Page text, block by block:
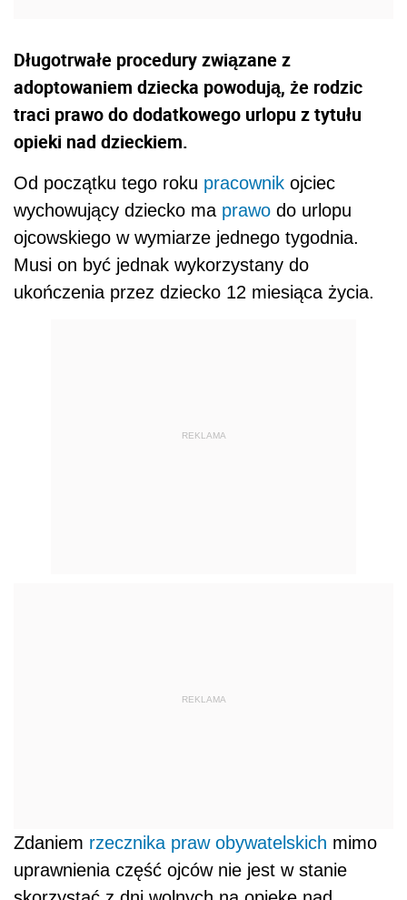
Długotrwałe procedury związane z
adoptowaniem dziecka powodują, że rodzic
traci prawo do dodatkowego urlopu z tytułu
opieki nad dzieckiem.
Od początku tego roku pracownik ojciec
wychowujący dziecko ma prawo do urlopu
ojcowskiego w wymiarze jednego tygodnia.
Musi on być jednak wykorzystany do
ukończenia przez dziecko 12 miesiąca życia.
REKLAMA
REKLAMA
Zdaniem rzecznika praw obywatelskich mimo
uprawnienia część ojców nie jest w stanie